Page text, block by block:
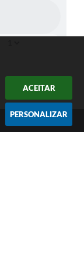
ACEITAR
PERSONALIZAR